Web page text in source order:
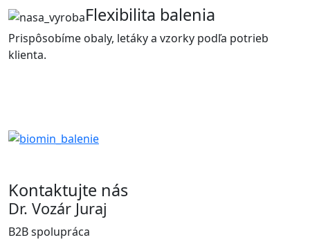
Flexibilita balenia
Prispôsobíme obaly, letáky a vzorky podľa potrieb
klienta.
Kontaktujte nás
Dr. Vozár Juraj
B2B spolupráca